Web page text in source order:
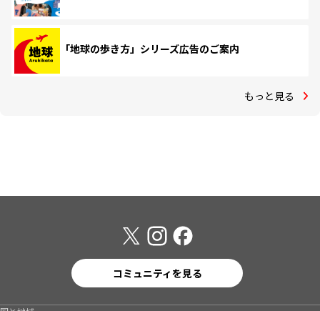
「地球の歩き方」シリーズ広告のご案内
もっと見る
コミュニティを見る